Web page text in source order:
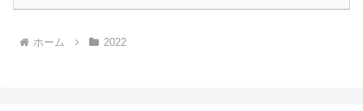
ホーム 2022